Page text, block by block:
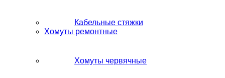
Кабельные стяжки
Хомуты ремонтные
Хомуты червячные